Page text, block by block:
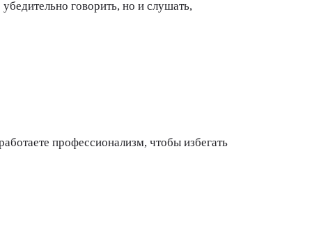
говорить, но и слушать,
профессионализм, чтобы избегать